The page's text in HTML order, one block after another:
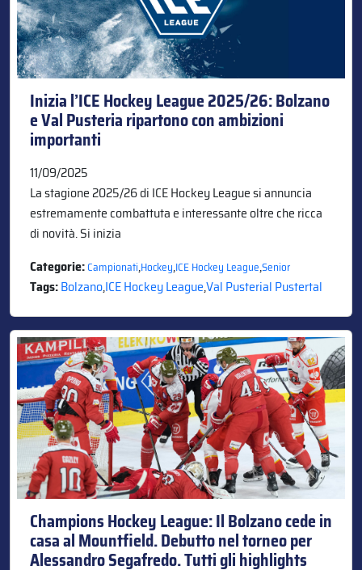
Inizia l’ICE Hockey League 2025/26: Bolzano
e Val Pusteria ripartono con ambizioni
importanti
11/09/2025
La stagione 2025/26 di ICE Hockey League si annuncia
estremamente combattuta e interessante oltre che ricca
di novità. Si inizia
Categorie:Campionati,Hockey,ICE Hockey League,Senior
Tags:Bolzano,ICE Hockey League,Val Pusterial Pustertal
Champions Hockey League: Il Bolzano cede in
casa al Mountfield. Debutto nel torneo per
Alessandro Segafredo. Tutti gli highlights